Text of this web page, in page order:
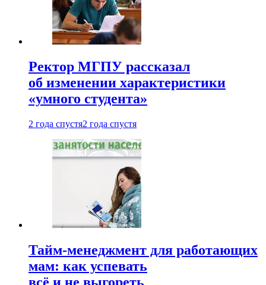
Ректор МГПУ рассказал
об изменении характеристики
«умного студента»
2 года спустя2 года спустя
Тайм-менеджмент для работающих
мам: как успевать
всё и не выгореть